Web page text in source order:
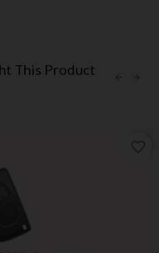
This Product